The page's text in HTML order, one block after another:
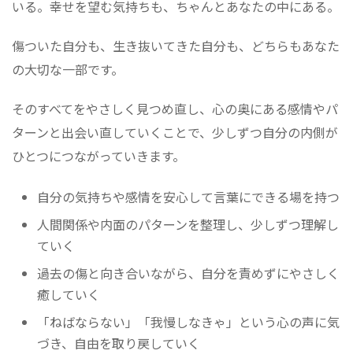
いる。幸せを望む気持ちも、ちゃんとあなたの中にある。
傷ついた自分も、生き抜いてきた自分も、どちらもあなた
の大切な一部です。
そのすべてをやさしく見つめ直し、心の奥にある感情やパ
ターンと出会い直していくことで、少しずつ自分の内側が
ひとつにつながっていきます。
自分の気持ちや感情を安心して言葉にできる場を持つ
人間関係や内面のパターンを整理し、少しずつ理解し
ていく
過去の傷と向き合いながら、自分を責めずにやさしく
癒していく
「ねばならない」「我慢しなきゃ」という心の声に気
づき、自由を取り戻していく